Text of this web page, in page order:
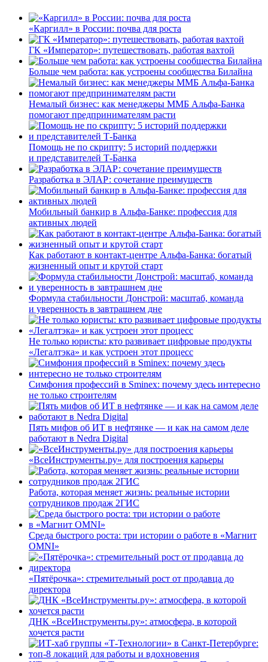
«Каргилл» в России: почва для роста
ГК «Император»: путешествовать, работая вахтой
Больше чем работа: как устроены сообщества Билайна
Немалый бизнес: как менеджеры ММБ Альфа-Банка
помогают предпринимателям расти
Помощь не по скрипту: 5 историй поддержки
и представителей Т-Банка
Разработка в ЭЛАР: сочетание преимуществ
Мобильный банкир в Альфа-Банке: профессия для
активных людей
Как работают в контакт-центре Альфа-Банка: богатый
жизненный опыт и крутой старт
Формула стабильности Донстрой: масштаб, команда
и уверенность в завтрашнем дне
Не только юристы: кто развивает цифровые продукты
«Легалтэка» и как устроен этот процесс
Симфония профессий в Sminex: почему здесь интересно
не только строителям
Пять мифов об ИТ в нефтянке — и как на самом деле
работают в Nedra Digital
«ВсеИнструменты.ру» для построения карьеры
Работа, которая меняет жизнь: реальные истории
сотрудников продаж 2ГИС
Среда быстрого роста: три истории о работе в «Магнит
OMNI»
«Пятёрочка»: стремительный рост от продавца до
директора
ДНК «ВсеИнструменты.ру»: атмосфера, в которой
хочется расти